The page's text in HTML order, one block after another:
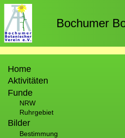
Direkt
zum
Inhalt
Bochumer
Home
Aktivitäten
Funde
NRW
Ruhrgebiet
Bilder
Bestimmung